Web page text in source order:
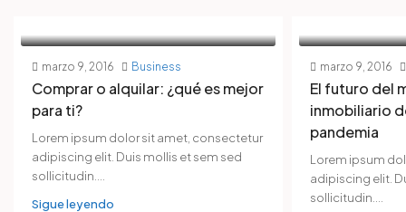
marzo 9, 2016 Business
Comprar o alquilar: ¿qué es mejor
para ti?
Lorem ipsum dolor sit amet, consectetur
adipiscing elit. Duis mollis et sem sed
sollicitudin....
Sigue leyendo
marzo 9, 2016
El futuro del
inmobiliario
pandemia
Lorem ipsum
adipiscing elit.
sollicitudin....